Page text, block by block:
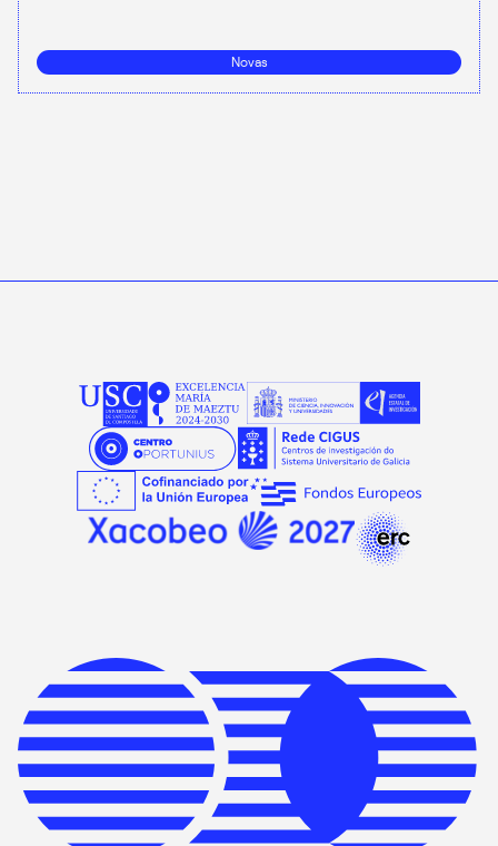
Novas